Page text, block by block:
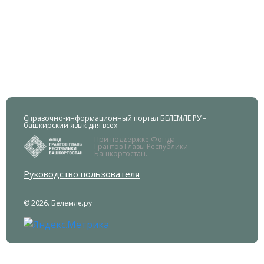
Справочно-информационный портал БЕЛЕМЛЕ.РУ –
башкирский язык для всех
При поддержке Фонда
Грантов Главы Республики
Башкортостан.
Руководство пользователя
© 2026. Белемле.ру